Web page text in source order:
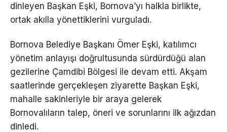
dinleyen Başkan Eşki, Bornova’yı halkla birlikte,
ortak akılla yönettiklerini vurguladı.
Bornova Belediye Başkanı Ömer Eşki, katılımcı
yönetim anlayışı doğrultusunda sürdürdüğü alan
gezilerine Çamdibi Bölgesi ile devam etti. Akşam
saatlerinde gerçekleşen ziyarette Başkan Eşki,
mahalle sakinleriyle bir araya gelerek
Bornovalıların talep, öneri ve sorunlarını ilk ağızdan
dinledi.